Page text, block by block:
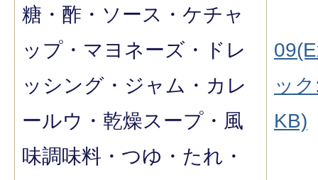
糖・酢・ソース・ケチャ
ップ・マヨネーズ・ドレ
ッシング・ジャム・カレ
ールウ・乾燥スープ・風
味調味料・つゆ・たれ・
ッ
KB)